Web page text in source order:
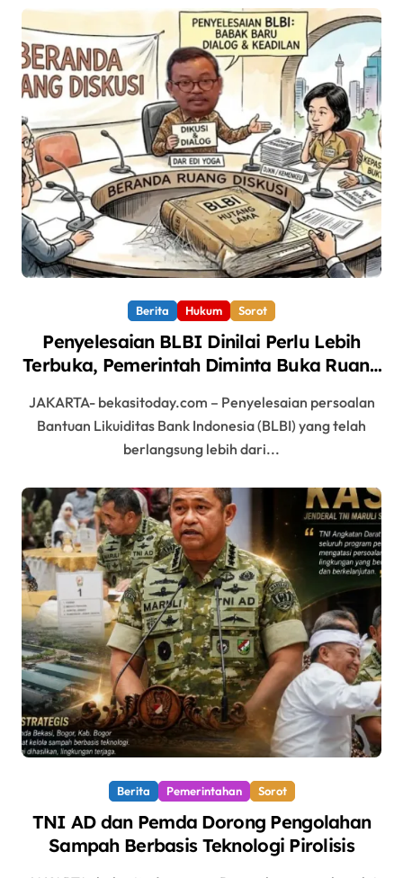
Berita Hukum Sorot
Penyelesaian BLBI Dinilai Perlu Lebih
Terbuka, Pemerintah Diminta Buka Ruang
JAKARTA- bekasitoday.com – Penyelesaian persoalan
Bantuan Likuiditas Bank Indonesia (BLBI) yang telah
berlangsung lebih dari...
Berita Pemerintahan Sorot
TNI AD dan Pemda Dorong Pengolahan
Sampah Berbasis Teknologi Pirolisis